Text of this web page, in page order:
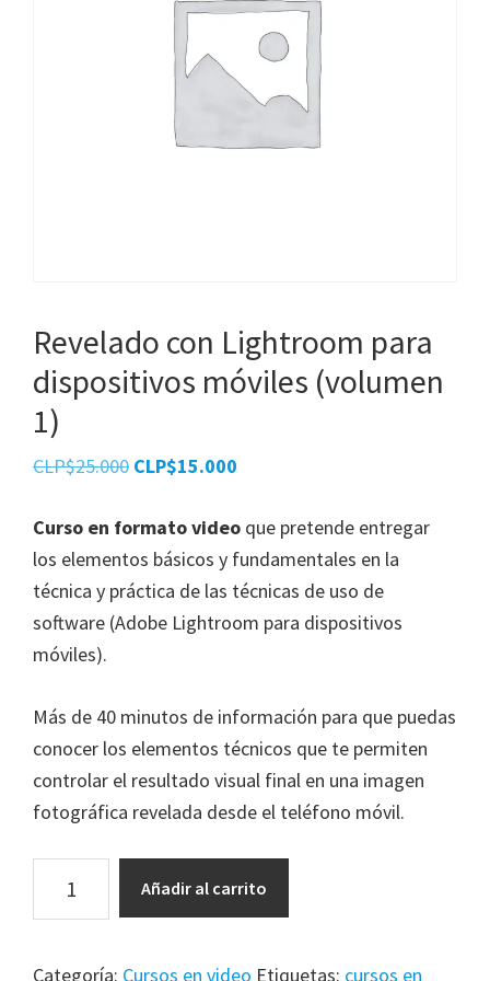
Revelado con Lightroom para
dispositivos móviles (volumen
1)
CLP$25.000 El
original
era:
CLP$25.000.
CLP$15.000
actual
es:
CLP$15.000.
Curso en formato video que pretende entregar
los elementos básicos y fundamentales en la
técnica y práctica de las técnicas de uso de
software (Adobe Lightroom para dispositivos
móviles).
Más de 40 minutos de información para que puedas
conocer los elementos técnicos que te permiten
controlar el resultado visual final en una imagen
fotográfica revelada desde el teléfono móvil.
para
Añadir al carrito
Categoría: Cursos en video Etiquetas: cursos en